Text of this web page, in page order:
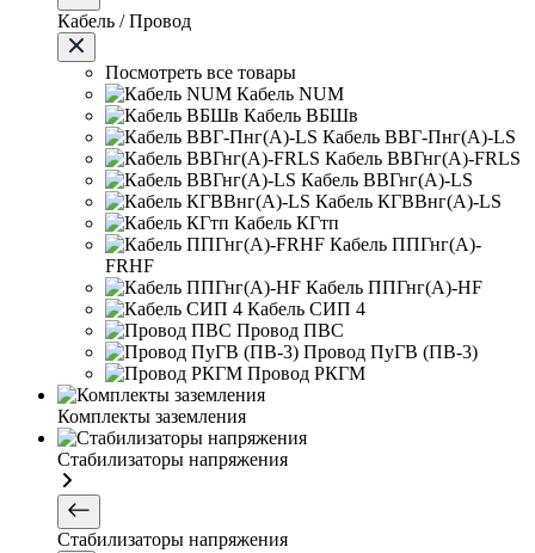
Кабель / Провод
Посмотреть все товары
Кабель NUM
Кабель ВБШв
Кабель ВВГ-Пнг(А)-LS
Кабель ВВГнг(А)-FRLS
Кабель ВВГнг(А)-LS
Кабель КГВВнг(А)-LS
Кабель КГтп
Кабель ППГнг(А)-
FRHF
Кабель ППГнг(А)-HF
Кабель СИП 4
Провод ПВС
Провод ПуГВ (ПВ-3)
Провод РКГМ
Комплекты заземления
Стабилизаторы напряжения
Стабилизаторы напряжения